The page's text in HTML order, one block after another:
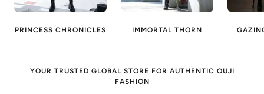
PRINCESS CHRONICLES IMMORTAL THORN
YOUR TRUSTED GLOBAL STORE FOR AUTHENTIC OUJI
FASHION